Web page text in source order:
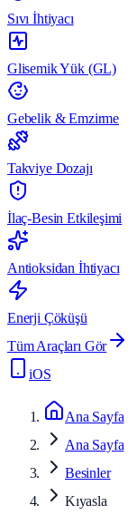
Sıvı İhtiyacı
Glisemik Yük (GL)
Gebelik & Emzirme
Takviye Dozajı
İlaç-Besin Etkileşimi
Antioksidan İhtiyacı
Enerji Çöküşü
Tüm Araçları Gör
iOS
Ana Sayfa
Ana Sayfa
Besinler
Kıyasla